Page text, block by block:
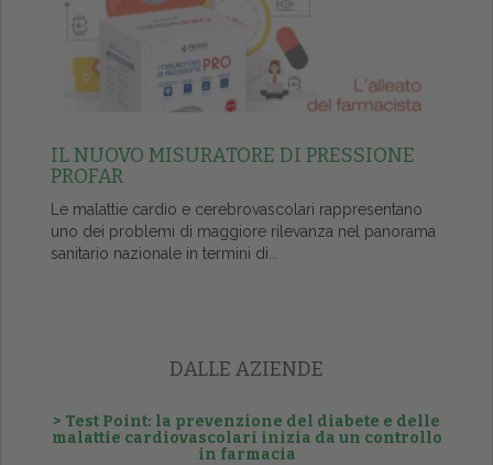
IL NUOVO MISURATORE DI PRESSIONE
PROFAR
Le malattie cardio e cerebrovascolari rappresentano
uno dei problemi di maggiore rilevanza nel panorama
sanitario nazionale in termini di...
DALLE AZIENDE
> Test Point: la prevenzione del diabete e delle
malattie cardiovascolari inizia da un controllo
in farmacia